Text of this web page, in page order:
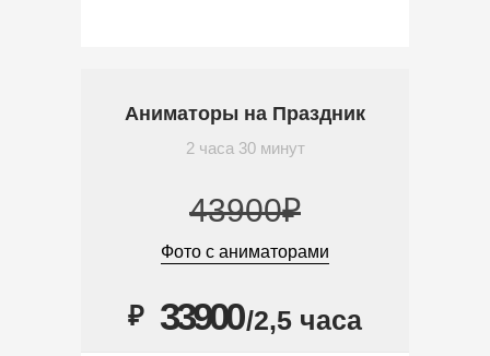
Аниматоры на Праздник
2 часа 30 минут
43900₽
Фото с аниматорами
₽ 33900/2,5 часа